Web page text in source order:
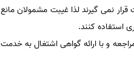
معافیت کفالت قرار نمی گیرند لذا غیبت مشمولان مانع
و با ارائه گواهی اشتغال به خدمت